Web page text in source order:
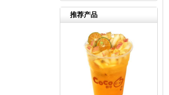
推荐产品